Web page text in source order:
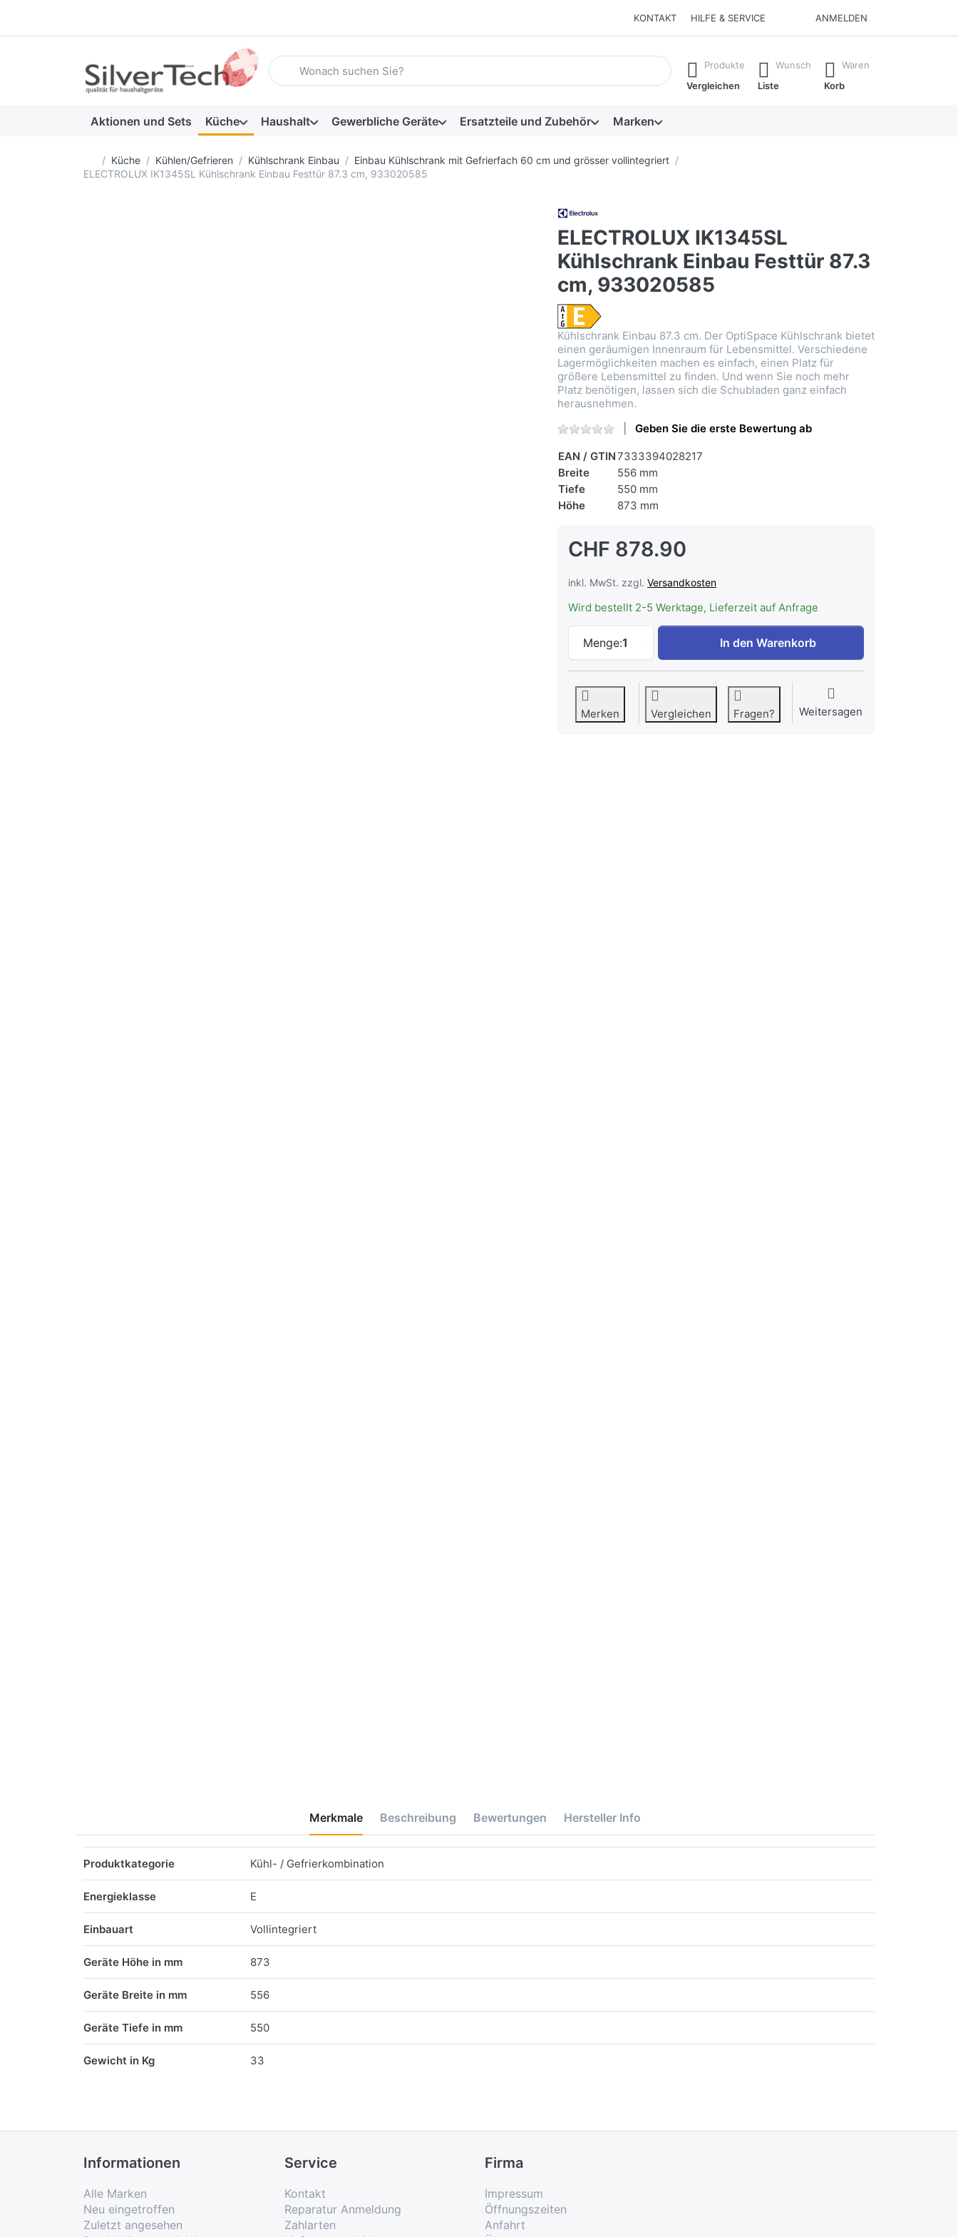
KONTAKT HILFE & SERVICE ANMELDEN
Geben Sie einen Suchbegriff ein. Während Sie tippen, erscheinen automatisch erste Ergebnisse. Drücken Sie die Eingabetaste, um alle
Produkte
Vergleichen
Wunsch
Liste
Waren
Korb
Aktionen und Sets Küche Haushalt Gewerbliche Geräte Ersatzteile und Zubehör Marken
Startseite
Küche Kühlen/Gefrieren Kühlschrank Einbau
Einbau Kühlschrank mit Gefrierfach 60 cm und grösser vollintegriert
ELECTROLUX IK1345SL Kühlschrank Einbau Festtür 87.3 cm, 933020585
ELECTROLUX IK1345SL
Kühlschrank Einbau Festtür 87.3
cm, 933020585
Kühlschrank Einbau 87.3 cm. Der OptiSpace Kühlschrank bietet
einen geräumigen Innenraum für Lebensmittel. Verschiedene
Lagermöglichkeiten machen es einfach, einen Platz für
größere Lebensmittel zu finden. Und wenn Sie noch mehr
Platz benötigen, lassen sich die Schubladen ganz einfach
herausnehmen.
Geben Sie die erste Bewertung ab
EAN / GTIN7333394028217
Breite
556 mm
Tiefe
550 mm
Höhe
873 mm
CHF 878.90
inkl. MwSt. zzgl. Versandkosten
Wird bestellt 2-5 Werktage, Lieferzeit auf Anfrage
Menge:1
ELECTROLUX IK1345SL Kühlschrank Einbau Festtür 87.3
In den Warenkorb
Merken Vergleichen Fragen? Weitersagen
Merkmale Beschreibung Bewertungen Hersteller Info
Produktkategorie Kühl- / Gefrierkombination
Energieklasse E
Einbauart Vollintegriert
Geräte Höhe in mm 873
Geräte Breite in mm 556
Geräte Tiefe in mm 550
Gewicht in Kg 33
Informationen
Alle Marken
Neu eingetroffen
Zuletzt angesehen
Service
Kontakt
Reparatur Anmeldung
Zahlarten
Firma
Impressum
Öffnungszeiten
Anfahrt